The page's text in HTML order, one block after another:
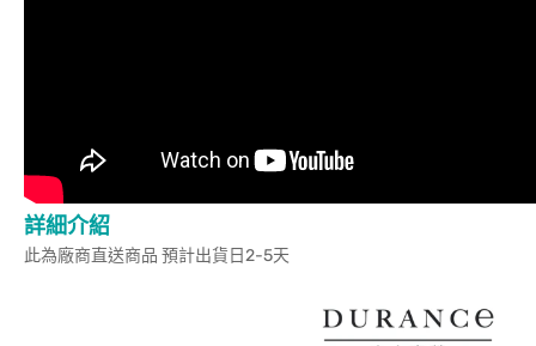
詳細介紹
此為廠商直送商品 預計出貨日2-5天